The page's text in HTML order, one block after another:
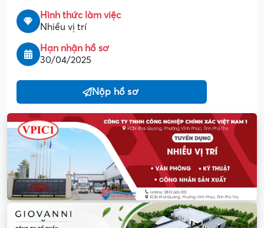
Hình thức làm việc
Nhiều vị trí
Hạn nhận hồ sơ
30/04/2025
Nộp hồ sơ